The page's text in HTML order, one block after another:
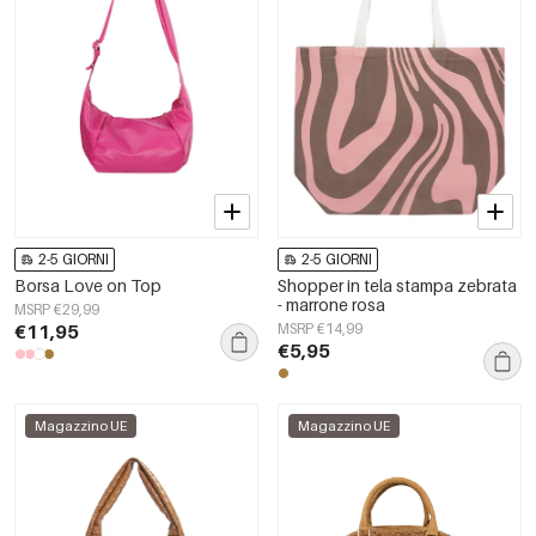
2-5 GIORNI
Borsa Love on Top
MSRP €29,99
€11,95
2-5 GIORNI
Shopper in tela stampa zebrata
- marrone rosa
MSRP €14,99
€5,95
Magazzino UE Magazzino UE